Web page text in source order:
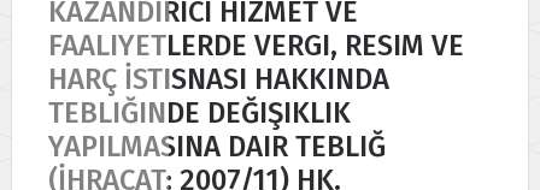
KAZANDIRICI HIZMET VE
FAALIYETLERDE VERGI, RESIM VE
HARÇ İSTISNASI HAKKINDA
TEBLIĞINDE DEĞIŞIKLIK
YAPILMASINA DAIR TEBLIĞ
(İHRACAT: 2007/11) HK.